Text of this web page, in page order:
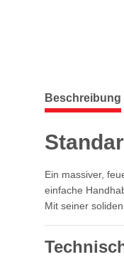
weitere
Beschreibung
Ein massiver,
einfache
Mit seiner